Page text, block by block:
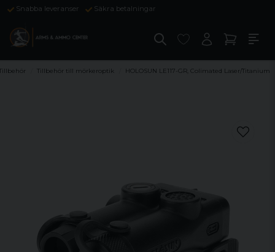
Snabba leveranser Säkra betalningar
Tillbehör till mörkeroptik HOLOSUN LE117-GR, Colimated Laser/Titanium